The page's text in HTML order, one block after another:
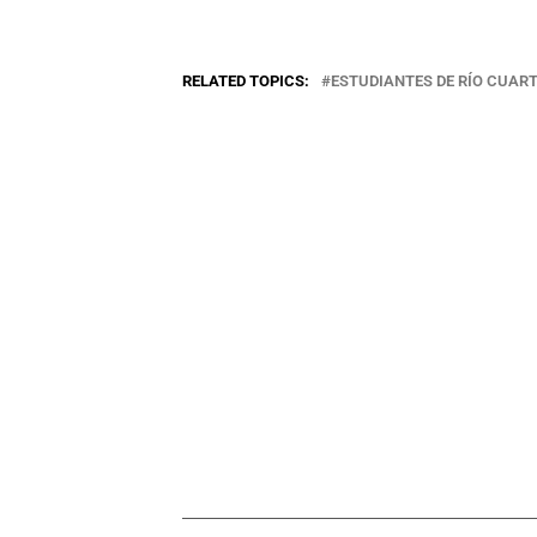
RELATED TOPICS: ESTUDIANTES DE RÍO